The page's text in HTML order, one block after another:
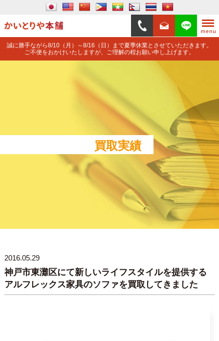
誠に勝手ながら8/10（月）～8/16（日）まで夏季休業とさせていただきます。
ご不便をおかけいたしますが、ご理解の程お願い申し上げます。
買取実績
2016.05.29
神戸市東灘区にて新しいライフスタイルを提供する
アルフレックス家具のソファを買取してきました